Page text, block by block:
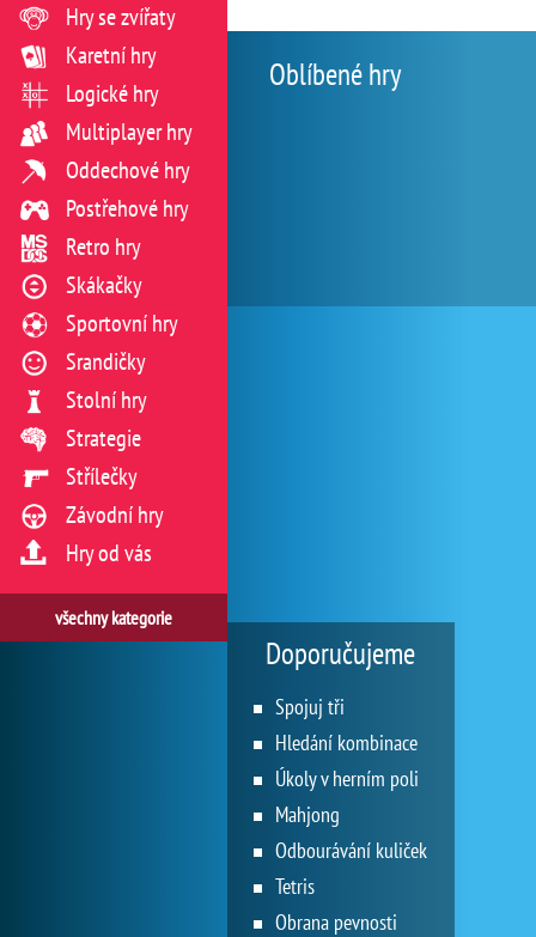
Oblíbené hry
Hry se zvířaty
Karetní hry
Logické hry
Multiplayer hry
Oddechové hry
Postřehové hry
Retro hry
Skákačky
Sportovní hry
Srandičky
Stolní hry
Strategie
Střílečky
Závodní hry
Hry od vás
všechny kategorie
Doporučujeme
Spojuj tři
Hledání kombinace
Úkoly v herním poli
Mahjong
Odbourávání kuliček
Tetris
Obrana pevnosti